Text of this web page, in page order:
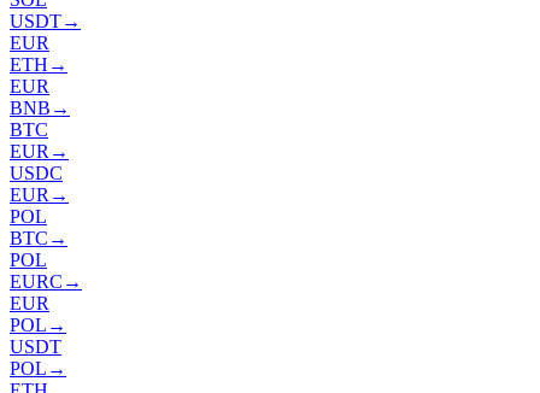
USDT→
EUR
ETH →
EUR
BNB →
BTC
EUR →
USDC
EUR →
POL
BTC →
POL
EURC →
EUR
POL →
USDT
POL →